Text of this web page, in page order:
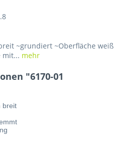
~grundiert ~Oberfläche weiß
mit... mehr
"6170-01
breit